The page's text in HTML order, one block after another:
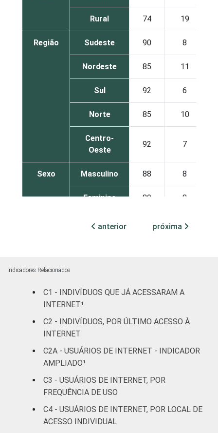
Rural 74 19
Região Sudeste 90 8
Nordeste 85 11
Sul 92 6
Norte 85 10
Centro-
Oeste
92 7
Sexo Masculino 88 8
Feminino 89 8
Analfabeto /
Médio 89 8
Superior 95 3
etária
anos
84 13
De 16 a 24
anos
93
De 25 a 34
anos
anterior próxima
Indicadores Relacionados
C1 - INDIVÍDUOS QUE JÁ ACESSARAM A
INTERNET¹
C2 - INDIVÍDUOS, POR ÚLTIMO ACESSO À
INTERNET
C2A - USUÁRIOS DE INTERNET - INDICADOR
AMPLIADO¹
C3 - USUÁRIOS DE INTERNET, POR
FREQUÊNCIA DE USO
C4 - USUÁRIOS DE INTERNET, POR LOCAL DE
ACESSO INDIVIDUAL